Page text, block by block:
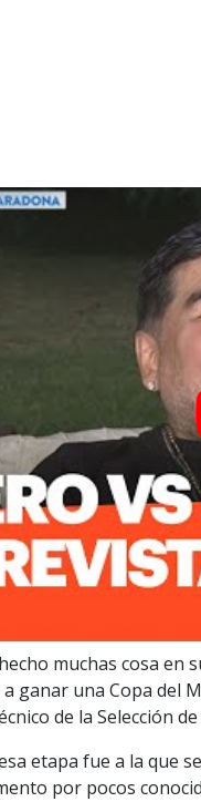
muchas cosa en
ganar una Copa del
de la Selección
etapa fue a la que
por pocos